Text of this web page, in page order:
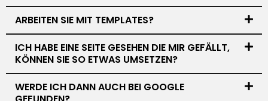
ARBEITEN SIE MIT TEMPLATES?
ICH HABE EINE SEITE GESEHEN DIE MIR GEFÄLLT,
KÖNNEN SIE SO ETWAS UMSETZEN?
WERDE ICH DANN AUCH BEI GOOGLE